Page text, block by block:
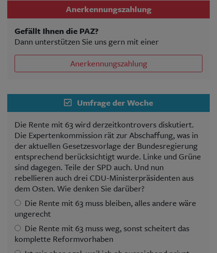
Anerkennungszahlung
Gefällt Ihnen die PAZ?
Dann unterstützen Sie uns gern mit einer
Anerkennungszahlung
Umfrage der Woche
Die Rente mit 63 wird derzeitkontrovers diskutiert.
Die Expertenkommission rät zur Abschaffung, was in
der aktuellen Gesetzesvorlage der Bundesregierung
entsprechend berücksichtigt wurde. Linke und Grüne
sind dagegen. Teile der SPD auch. Und nun
rebellieren auch drei CDU-Ministerpräsidenten aus
dem Osten. Wie denken Sie darüber?
Die Rente mit 63 muss bleiben, alles andere wäre
ungerecht
Die Rente mit 63 muss weg, sonst scheitert das
komplette Reformvorhaben